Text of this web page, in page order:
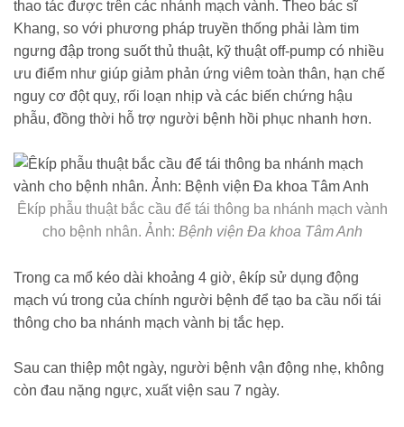
thao tác được trên các nhánh mạch vành. Theo bác sĩ
Khang, so với phương pháp truyền thống phải làm tim
ngưng đập trong suốt thủ thuật, kỹ thuật off-pump có nhiều
ưu điểm như giúp giảm phản ứng viêm toàn thân, hạn chế
nguy cơ đột quỵ, rối loạn nhịp và các biến chứng hậu
phẫu, đồng thời hỗ trợ người bệnh hồi phục nhanh hơn.
Êkíp phẫu thuật bắc cầu để tái thông ba nhánh mạch vành
cho bệnh nhân. Ảnh: Bệnh viện Đa khoa Tâm Anh
Trong ca mổ kéo dài khoảng 4 giờ, êkíp sử dụng động
mạch vú trong của chính người bệnh để tạo ba cầu nối tái
thông cho ba nhánh mạch vành bị tắc hẹp.
Sau can thiệp một ngày, người bệnh vận động nhẹ, không
còn đau nặng ngực, xuất viện sau 7 ngày.